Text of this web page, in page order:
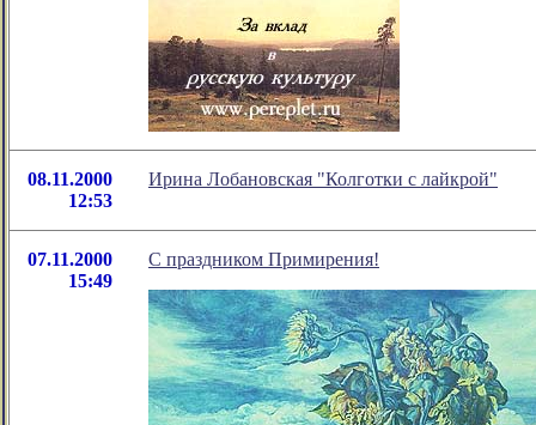
08.11.2000
12:53
Ирина Лобановская "Колготки с лайкрой"
07.11.2000
15:49
С праздником Примирения!